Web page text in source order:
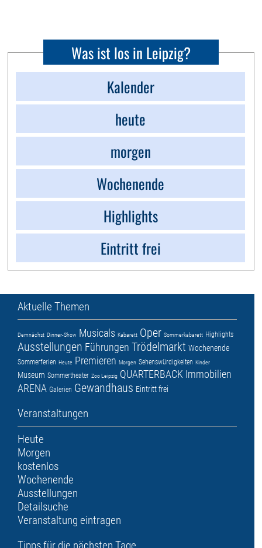
Was ist los in Leipzig?
Kalender
heute
morgen
Wochenende
Highlights
Eintritt frei
Aktuelle Themen
Demnächst Dinner-Show Musicals Kabarett Oper Sommerkabarett Highlights
Ausstellungen Führungen Trödelmarkt Wochenende
Sommerferien Heute Premieren Morgen Sehenswürdigkeiten Kinder
Museum Sommertheater Zoo Leipzig QUARTERBACK Immobilien
ARENA Galerien Gewandhaus Eintritt frei
Veranstaltungen
Heute
Morgen
kostenlos
Wochenende
Ausstellungen
Detailsuche
Veranstaltung eintragen